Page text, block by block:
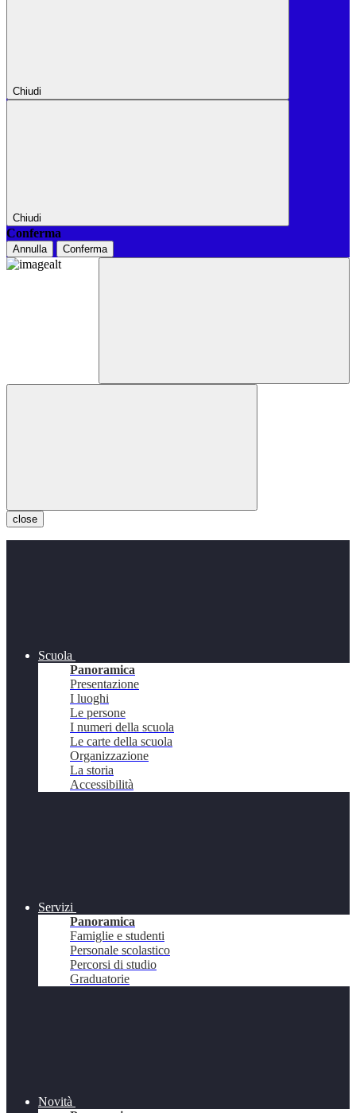
Chiudi
Chiudi
Conferma
Annulla Conferma
close
Scuola
Panoramica
Presentazione
I luoghi
Le persone
I numeri della scuola
Le carte della scuola
Organizzazione
La storia
Accessibilità
Servizi
Panoramica
Famiglie e studenti
Personale scolastico
Percorsi di studio
Graduatorie
Novità